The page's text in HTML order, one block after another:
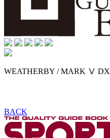
WEATHERBY / MARK Ⅴ DX
BACK